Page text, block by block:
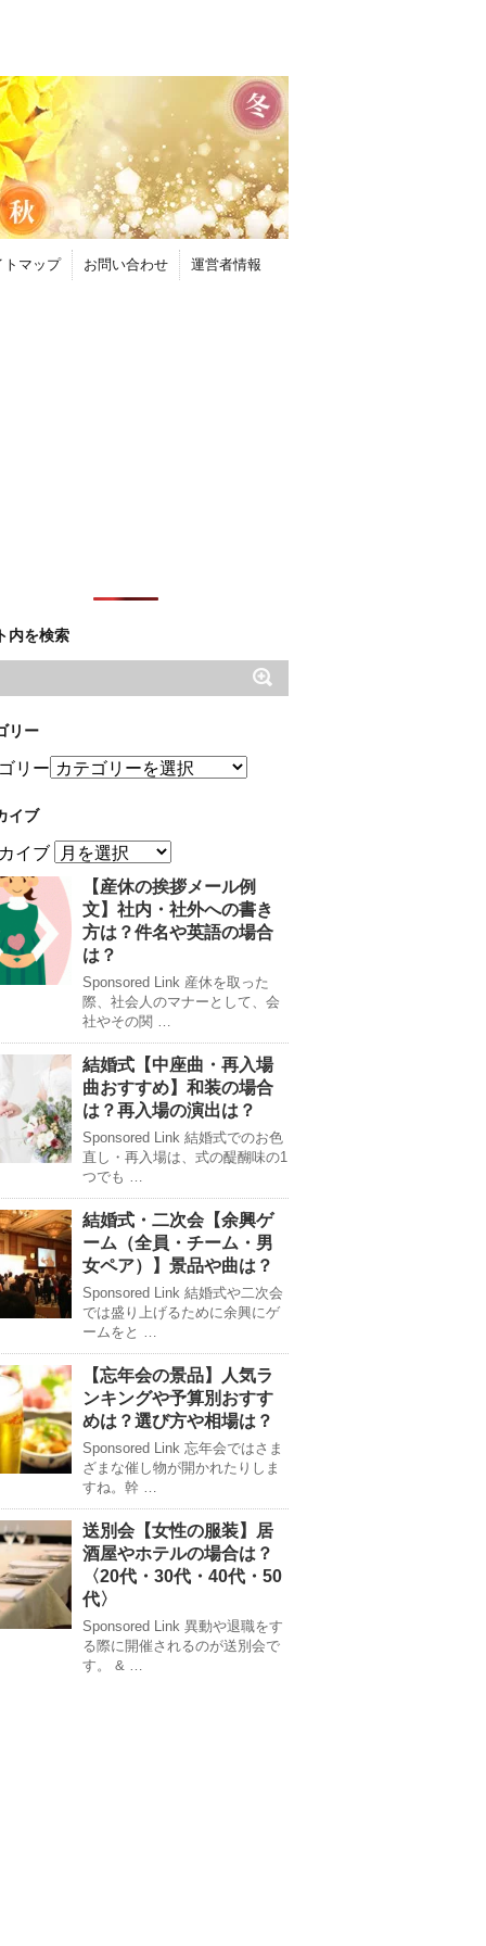
トマップ お問い合わせ 運営者情報
内を検索
リー
リー
イブ
イブ
【産休の挨拶メール例
文】社内・社外への書き
方は？件名や英語の場合
は？
Sponsored Link 産休を取った
際、社会人のマナーとして、会
社やその関 …
結婚式【中座曲・再入場
曲おすすめ】和装の場合
は？再入場の演出は？
Sponsored Link 結婚式でのお色
直し・再入場は、式の醍醐味の1
つでも …
結婚式・二次会【余興ゲ
ーム（全員・チーム・男
女ペア）】景品や曲は？
Sponsored Link 結婚式や二次会
では盛り上げるために余興にゲ
ームをと …
【忘年会の景品】人気ラ
ンキングや予算別おすす
めは？選び方や相場は？
Sponsored Link 忘年会ではさま
ざまな催し物が開かれたりしま
すね。幹 …
送別会【女性の服装】居
酒屋やホテルの場合は？
〈20代・30代・40代・50
代〉
Sponsored Link 異動や退職をす
る際に開催されるのが送別会で
す。 & …